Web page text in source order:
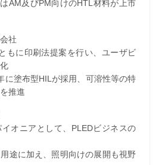
及びPM向けのHTL材料が上市
社
に印刷法提案を行い、ユーザビ
塗布型HILが採用、可溶性等の特
推進
ニアとして、PLEDビジネスの
に加え、照明向けの展開も視野